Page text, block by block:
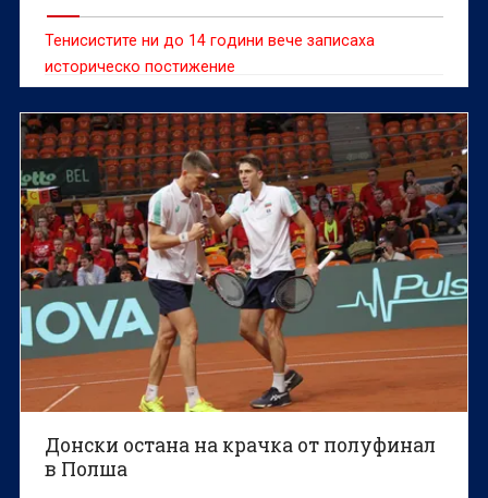
Тенисистите ни до 14 години вече записаха
историческо постижение
Донски остана на крачка от полуфинал
в Полша